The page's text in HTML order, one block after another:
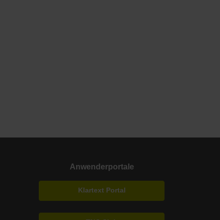
Anwenderportale
Klartext Portal